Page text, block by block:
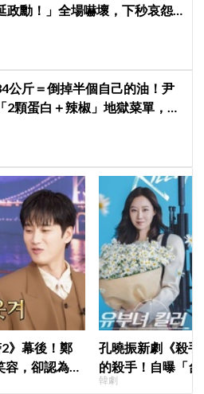
政勳！」全場嚇壞，下秒哀怨
公斤＝倒掉半個自己的油！尹
2顆蛋白＋辣椒」地獄菜單，你
》幕後！鄭
，卻認為安
孔曉振新劇《殺
的殺手！自曝「
小很多XD
韓劇